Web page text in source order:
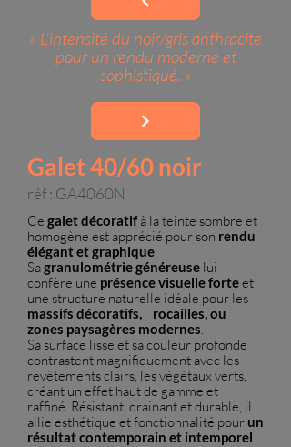
« L'intensité du noir/gris anthracite
pour un rendu moderne et
sophistiqué. »
Galet 40/60 noir
réf : GA4060N
Ce galet décoratif à la teinte sombre et
homogène est apprécié pour son rendu
élégant et graphique.
Sagranulométrie généreuse lui
confère une présence visuelle forteet
une structure naturelle idéale pour les
massifs décoratifs, rocailles, ou
zones paysagères modernes.
Sa surface lisse et sa couleur profonde
contrastent magnifiquement avec les
revêtements clairs, les végétaux verts,
créant un effet haut de gamme et
raffiné. Résistant, drainant et durable, il
allie esthétique et fonctionnalité pour un
résultat contemporain et intemporel.